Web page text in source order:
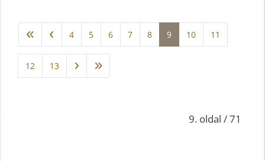
9. oldal / 71
4 5 6 7 8 9 10 11
12 13